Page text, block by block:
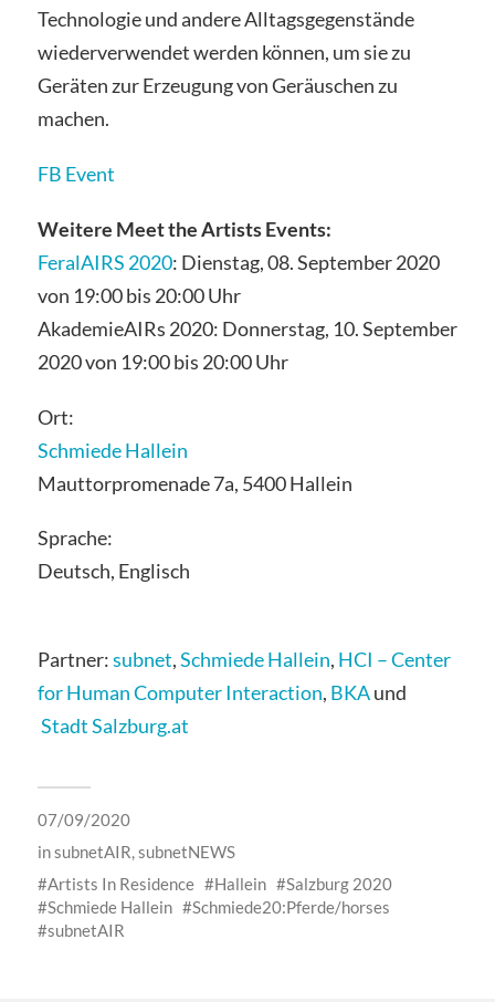
Technologie und andere Alltagsgegenstände
wiederverwendet werden können, um sie zu
Geräten zur Erzeugung von Geräuschen zu
machen.
FB Event
Weitere Meet the Artists Events:
FeralAIRS 2020: Dienstag, 08. September 2020
von 19:00 bis 20:00 Uhr
AkademieAIRs 2020: Donnerstag, 10. September
2020 von 19:00 bis 20:00 Uhr
Ort:
Schmiede Hallein
Mauttorpromenade 7a, 5400 Hallein
Sprache:
Deutsch, Englisch
Partner:subnet,Schmiede Hallein, HCI – Center
for Human Computer Interaction, BKAund
Stadt Salzburg.at
07/09/2020
insubnetAIR,subnetNEWS
Artists In Residence
Hallein
Salzburg 2020
Schmiede Hallein
Schmiede20:Pferde/horses
subnetAIR